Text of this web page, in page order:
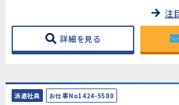
注
詳細を見る
派遣社員 お仕事No1424-5580